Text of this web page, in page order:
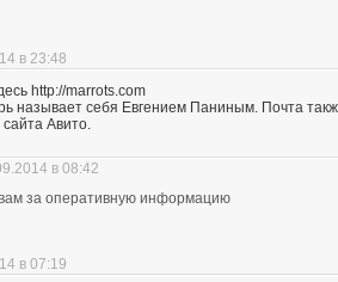
в 23:48
http://marrots.com
называет себя Евгением Паниным. Почта
Авито.
в 08:42
за оперативную информацию
в 07:19